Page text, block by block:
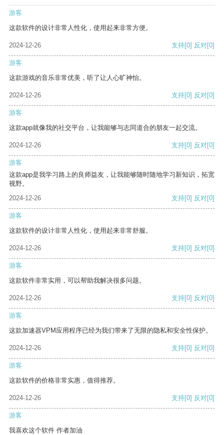
游客
这款软件的设计非常人性化，使用起来非常方便。
2024-12-26 支持[0] 反对[0]
游客
这款游戏的音乐非常优美，听了让人心旷神怡。
2024-12-26 支持[0] 反对[0]
游客
这款app就像我的社交平台，让我能够与志同道合的朋友一起交流。
2024-12-26 支持[0] 反对[0]
游客
这款app是我学习路上的良师益友，让我能够随时随地学习新知识，拓宽
视野。
2024-12-26
支持[0] 反对[0]
游客
这款软件的设计非常人性化，使用起来非常舒服。
2024-12-26 支持[0] 反对[0]
游客
这款软件非常实用，可以帮助我解决很多问题。
2024-12-26 支持[0] 反对[0]
游客
这款加速器VPM应用程序已经为我们带来了无限的隐私和安全性保护。
2024-12-26 支持[0] 反对[0]
游客
这款软件的价格非常实惠，值得推荐。
2024-12-26 支持[0] 反对[0]
游客
我喜欢这个软件 作者加油